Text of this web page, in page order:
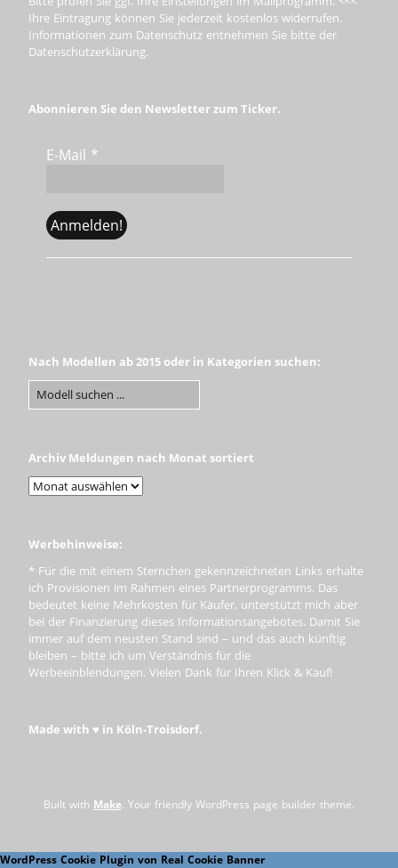
Ihre Eintragung können Sie jederzeit kostenlos widerrufen.
Informationen zum Datenschutz entnehmen Sie bitte der
Datenschutzerklärung.
Abonnieren Sie den Newsletter zum Ticker.
E-Mail *
Nach Modellen ab 2015 oder in Kategorien suchen:
Archiv Meldungen nach Monat sortiert
Werbehinweise:
* Für die mit einem Sternchen gekennzeichneten Links erhalte
ich Provisionen im Rahmen eines Partnerprogramms. Das
bedeutet keine Mehrkosten für Käufer, unterstützt mich aber
bei der Finanzierung dieses Informationsangebotes. Damit Sie
immer auf dem neusten Stand sind – und das auch künftig
bleiben – bitte ich um Verständnis für die
Werbeeinblendungen. Vielen Dank für Ihren Klick & Kauf!
Made with ♥ in Köln-Troisdorf.
Built with Make. Your friendly WordPress page builder theme.
WordPress Cookie Plugin von Real Cookie Banner